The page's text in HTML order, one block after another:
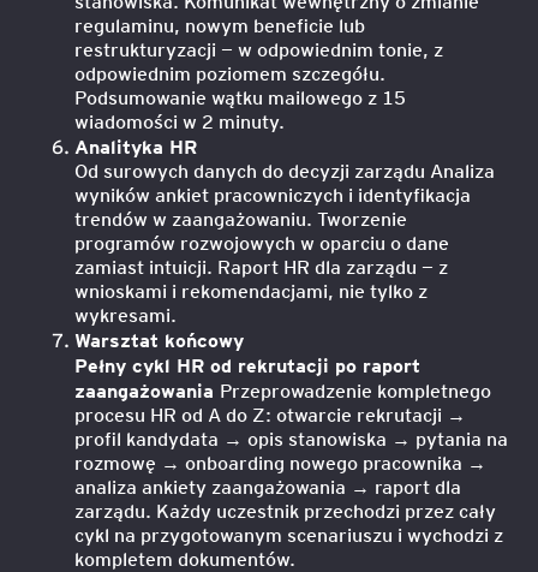
regulaminu, nowym beneficie lub
restrukturyzacji — w odpowiednim tonie, z
odpowiednim poziomem szczegółu.
Podsumowanie wątku mailowego z 15
wiadomości w 2 minuty.
Analityka HR
Od surowych danych do decyzji zarządu Analiza
wyników ankiet pracowniczych i identyfikacja
trendów w zaangażowaniu. Tworzenie
programów rozwojowych w oparciu o dane
zamiast intuicji. Raport HR dla zarządu — z
wnioskami i rekomendacjami, nie tylko z
wykresami.
Warsztat końcowy
Pełny cykl HR od rekrutacji po raport
zaangażowania Przeprowadzenie kompletnego
procesu HR od A do Z: otwarcie rekrutacji →
profil kandydata → opis stanowiska → pytania na
rozmowę → onboarding nowego pracownika →
analiza ankiety zaangażowania → raport dla
zarządu. Każdy uczestnik przechodzi przez cały
cykl na przygotowanym scenariuszu i wychodzi z
kompletem dokumentów.